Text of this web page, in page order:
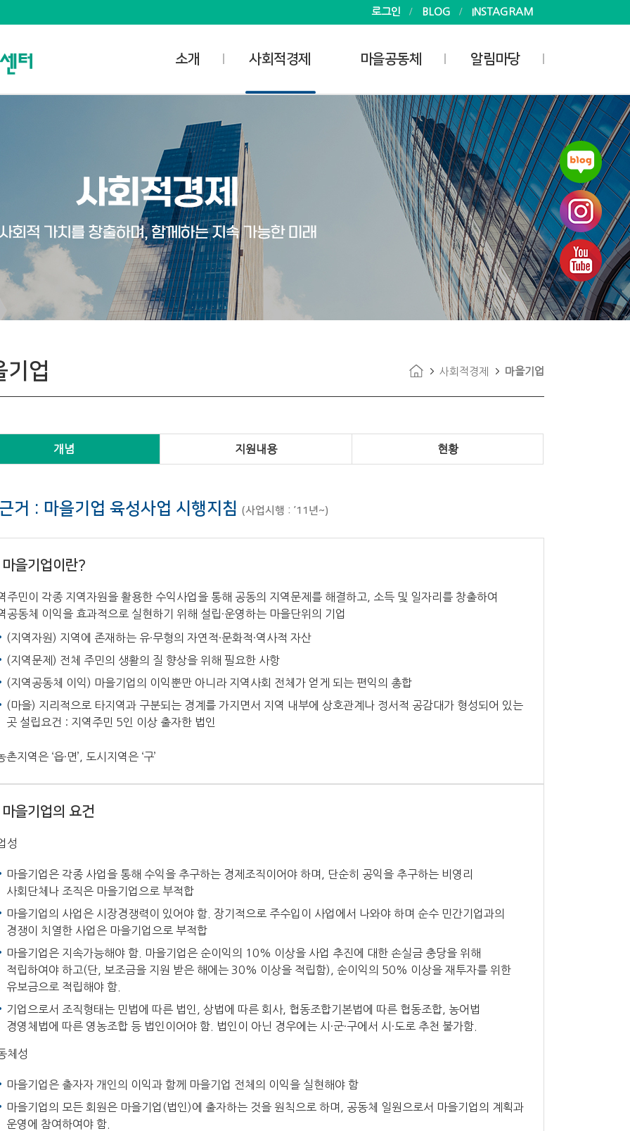
로그인 BLOG INSTAGRAM
소개 사회적경제 마을공동체 알림마당
담당자 업무공개
오시는 길
공간소개
대관신청
미디어스튜디오
대관예약확인
사회적경제
- 사회적기업
- 마을기업
- 협동조합
- 자활기업
사회적경제협의회
사회적경제조직 현황
사업안내
마을공동체
마을공동체 지원활동가
공지사항
소식
사진
게시판
자료실
기업 사회적경제 마을기업
개념 지원내용 현황
거 : 마을기업 육성사업 시행지침 (사업시행 : ’11년~)
마을기업이란?
주민이 각종 지역자원을 활용한 수익사업을 통해 공동의 지역문제를 해결하고, 소득 및 일자리를 창출하여
공동체 이익을 효과적으로 실현하기 위해 설립·운영하는 마을단위의 기업
(지역자원) 지역에 존재하는 유·무형의 자연적·문화적·역사적 자산
(지역문제) 전체 주민의 생활의 질 향상을 위해 필요한 사항
(지역공동체 이익) 마을기업의 이익뿐만 아니라 지역사회 전체가 얻게 되는 편익의 총합
(마을) 지리적으로 타지역과 구분되는 경계를 가지면서 지역 내부에 상호관계나 정서적 공감대가 형성되어 있는
곳 설립요건 : 지역주민 5인 이상 출자한 법인
촌지역은 ‘읍·면’, 도시지역은 ‘구’
마을기업의 요건
성
마을기업은 각종 사업을 통해 수익을 추구하는 경제조직이어야 하며, 단순히 공익을 추구하는 비영리
사회단체나 조직은 마을기업으로 부적합
마을기업의 사업은 시장경쟁력이 있어야 함. 장기적으로 주수입이 사업에서 나와야 하며 순수 민간기업과의
경쟁이 치열한 사업은 마을기업으로 부적합
마을기업은 지속가능해야 함. 마을기업은 순이익의 10% 이상을 사업 추진에 대한 손실금 충당을 위해
적립하여야 하고(단, 보조금을 지원 받은 해에는 30% 이상을 적립함), 순이익의 50% 이상을 재투자를 위한
유보금으로 적립해야 함.
기업으로서 조직형태는 민법에 따른 법인, 상법에 따른 회사, 협동조합기본법에 따른 협동조합, 농어법
경영체법에 따른 영농조합 등 법인이어야 함. 법인이 아닌 경우에는 시·군·구에서 시·도로 추천 불가함.
체성
마을기업은 출자자 개인의 이익과 함께 마을기업 전체의 이익을 실현해야 함
마을기업의 모든 회원은 마을기업(법인)에 출자하는 것을 원칙으로 하며, 공동체 일원으로서 마을기업의 계획과
운영에 참여하여야 함.